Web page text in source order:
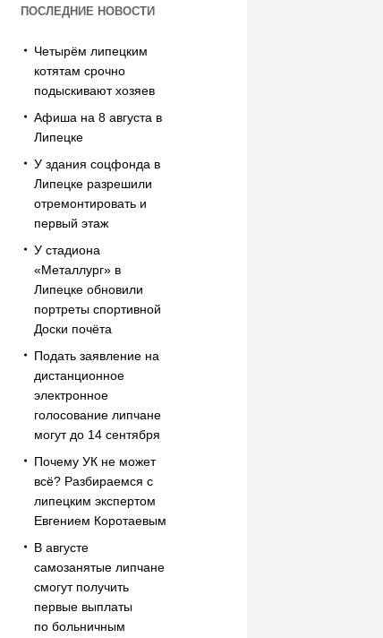
ПОСЛЕДНИЕ НОВОСТИ
Четырём липецким
котятам срочно
подыскивают хозяев
Афиша на 8 августа в
Липецке
У здания соцфонда в
Липецке разрешили
отремонтировать и
первый этаж
У стадиона
«Металлург» в
Липецке обновили
портреты спортивной
Доски почёта
Подать заявление на
дистанционное
электронное
голосование липчане
могут до 14 сентября
Почему УК не может
всё? Разбираемся с
липецким экспертом
Евгением Коротаевым
В августе
самозанятые липчане
смогут получить
первые выплаты
по больничным